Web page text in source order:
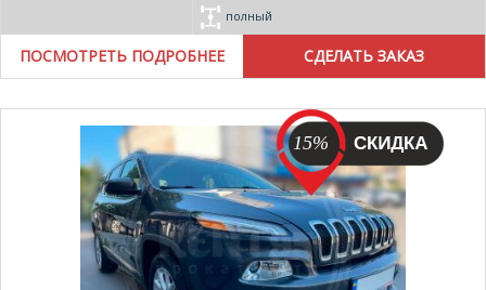
полный
ПОСМОТРЕТЬ ПОДРОБНЕЕ
15%